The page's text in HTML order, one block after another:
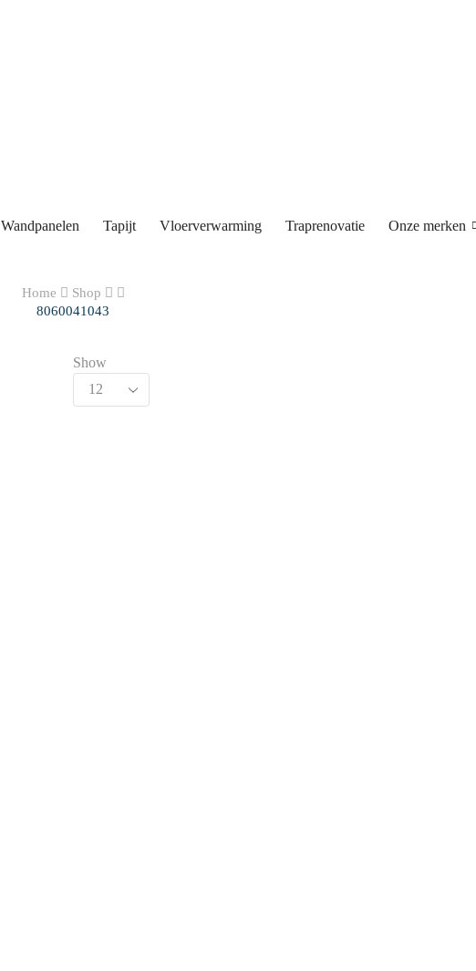
Wandpanelen Tapijt Vloerverwarming Traprenovatie Onze merken
Home
Shop
8060041043
Show